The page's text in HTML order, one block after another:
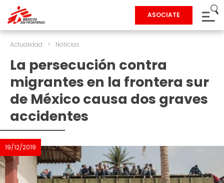
ASOCIATE
Actualidad > Noticias
La persecución contra
migrantes en la frontera sur
de México causa dos graves
accidentes
19/12/2019